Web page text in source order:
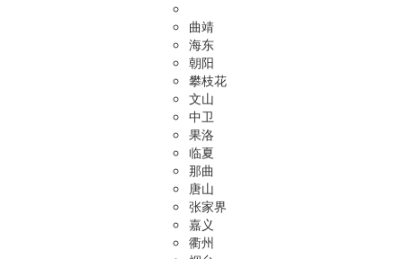
曲靖
海东
朝阳
攀枝花
文山
中卫
果洛
临夏
那曲
唐山
张家界
嘉义
衢州